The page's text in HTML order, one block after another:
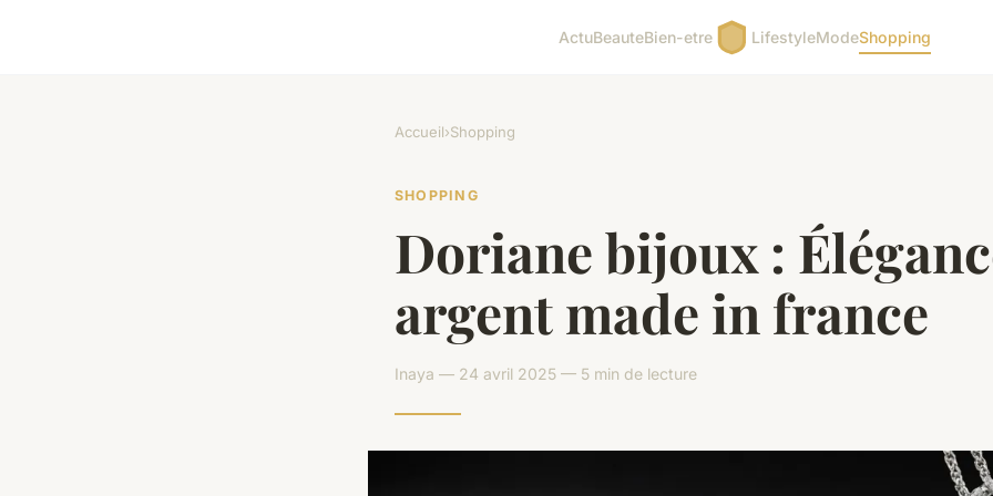
ActuBeauteBien-etre LifestyleModeShopping
Accueil›Shopping
SHOPPING
Doriane bijoux :
argent made in france
Inaya — 24 avril 2025 — 5 min de lecture